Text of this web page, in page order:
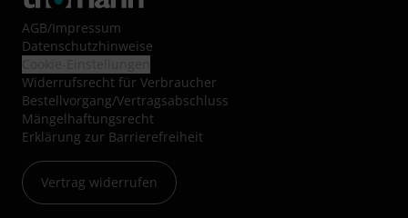
AGB/Impressum
Datenschutzhinweise
Widerrufsrecht für Verbraucher
Bestellvorgang/Vertragsabschluss
Mängelhaftungsrecht
Erklärung zur Barrierefreiheit
Vertrag widerrufen